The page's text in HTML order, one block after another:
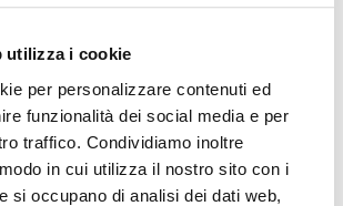
utilizza i cookie
per personalizzare contenuti ed
funzionalità dei social media e per
traffico. Condividiamo inoltre
in cui utilizza il nostro sito con i
si occupano di analisi dei dati web,
Preventiva e di Comunità